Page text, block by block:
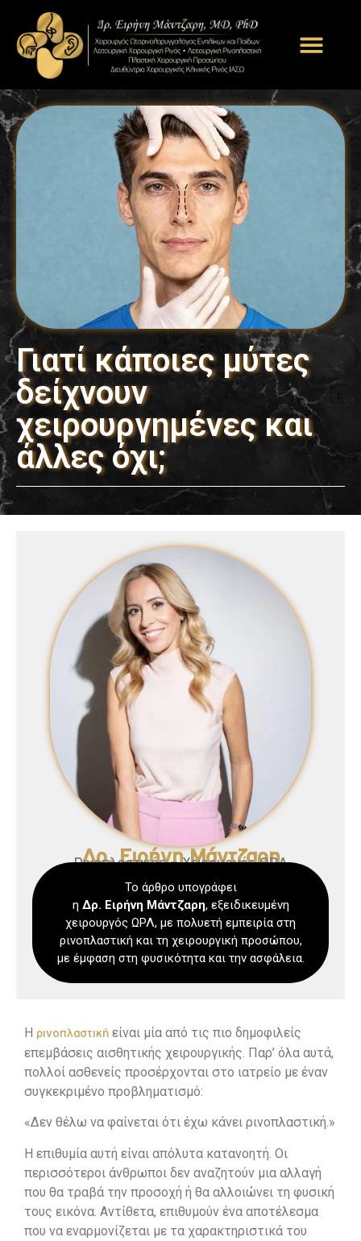
Γιατί κάποιες μύτες
δείχνουν
χειρουργημένες και
άλλες όχι;
Δρ. Ειρήνη Μάντζαρη
Ρινοπλαστικός – Χειρουργός ΩΡΛ
Το άρθρο υπογράφει
η Δρ. Ειρήνη Μάντζαρη, εξειδικευμένη
χειρουργός ΩΡΛ, με πολυετή εμπειρία στη
ρινοπλαστική και τη χειρουργική προσώπου,
με έμφαση στη φυσικότητα και την ασφάλεια.
Η ρινοπλαστική είναι μία από τις πιο δημοφιλείς
επεμβάσεις αισθητικής χειρουργικής. Παρ’ όλα αυτά,
πολλοί ασθενείς προσέρχονται στο ιατρείο με έναν
συγκεκριμένο προβληματισμό:
«Δεν θέλω να φαίνεται ότι έχω κάνει ρινοπλαστική.»
Η επιθυμία αυτή είναι απόλυτα κατανοητή. Οι
περισσότεροι άνθρωποι δεν αναζητούν μια αλλαγή
που θα τραβά την προσοχή ή θα αλλοιώνει τη φυσική
τους εικόνα. Αντίθετα, επιθυμούν ένα αποτέλεσμα
που να εναρμονίζεται με τα χαρακτηριστικά του